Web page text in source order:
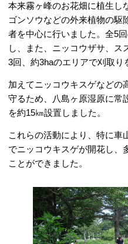
本来霧ヶ峰のお花畑に植生し
ゴンソウなどの外来植物の駆
者を中心に行いました。全5
し、また、ニッコウザサ、ス
3回、約3haのエリアで刈取り
加えてニッコウキスゲなどの
守るため、八島ヶ原湿原に常
を約15㎞設置しました。
これらの活動により、特に車
でニッコウキスゲが開花し、
ことができました。